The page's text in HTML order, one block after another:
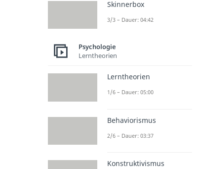
Skinnerbox
3/3 – Dauer: 04:42
Psychologie
Lerntheorien
Lerntheorien
1/6 – Dauer: 05:00
Behaviorismus
2/6 – Dauer: 03:37
Konstruktivismus